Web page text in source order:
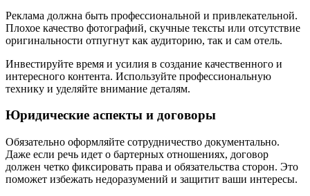
Реклама должна быть профессиональной и привлекательной.
Плохое качество фотографий, скучные тексты или отсутствие
оригинальности отпугнут как аудиторию, так и сам отель.
Инвестируйте время и усилия в создание качественного и
интересного контента. Используйте профессиональную
технику и уделяйте внимание деталям.
Юридические аспекты и договоры
Обязательно оформляйте сотрудничество документально.
Даже если речь идет о бартерных отношениях, договор
должен четко фиксировать права и обязательства сторон. Это
поможет избежать недоразумений и защитит ваши интересы.